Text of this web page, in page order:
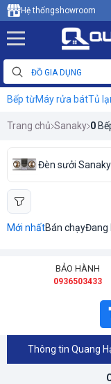
Hệ thốngshowroom
Bếp từMáy rửa bátTủ
Trang chủ Sanaky 0
Đèn sưởi Sanaky
Mới nhấtBán chạyĐang
BẢO HÀNH
0936503433
Thông tin Quang